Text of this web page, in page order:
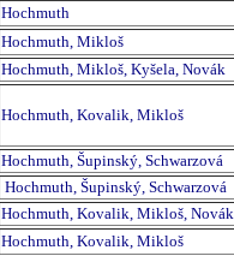
Hochmuth
Hochmuth, Mikloš
Hochmuth, Mikloš, Kyšela, Novák
Hochmuth, Kovalik, Mikloš
Hochmuth, Šupinský, Schwarzová
Hochmuth, Šupinský, Schwarzová
Hochmuth, Kovalik, Mikloš, Novák
Hochmuth, Kovalik, Mikloš